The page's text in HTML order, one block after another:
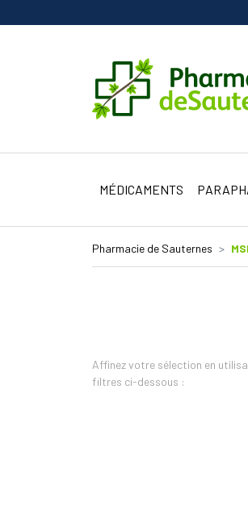
MÉDICAMENTS
Pharmacie de Sauternes
Affinez votre sélection en
filtres ci-dessous :